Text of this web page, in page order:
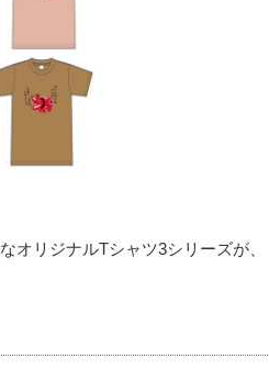
オリジナルTシャツ3シリーズが、